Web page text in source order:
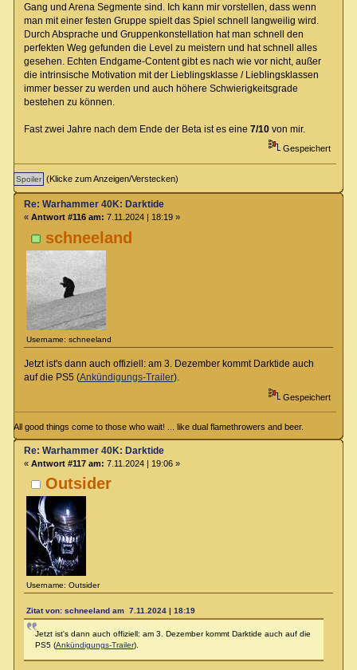
Gang und Arena Segmente sind. Ich kann mir vorstellen, dass wenn
man mit einer festen Gruppe spielt das Spiel schnell langweilig wird.
Durch Absprache und Gruppenkonstellation hat man schnell den
perfekten Weg gefunden die Level zu meistern und hat schnell alles
gesehen. Echten Endgame-Content gibt es nach wie vor nicht, außer
die intrinsische Motivation mit der Lieblingsklasse / Lieblingsklassen
immer besser zu werden und auch höhere Schwierigkeitsgrade
bestehen zu können.
Fast zwei Jahre nach dem Ende der Beta ist es eine 7/10von mir.
Gespeichert
(Klicke zum Anzeigen/Verstecken)
schneeland
Username: schneeland
Re: Warhammer 40K: Darktide
« Antwort #116 am: 7.11.2024 | 18:19 »
Jetzt ist's dann auch offiziell: am 3. Dezember kommt Darktide auch
auf die PS5 (Ankündigungs-Trailer).
Gespeichert
All good things come to those who wait! ... like dual flamethrowers and beer.
Outsider
Username: Outsider
Re: Warhammer 40K: Darktide
« Antwort #117 am: 7.11.2024 | 19:06 »
Zitat von: schneeland am 7.11.2024 | 18:19
Jetzt ist's dann auch offiziell: am 3. Dezember kommt Darktide auch auf die
PS5 (Ankündigungs-Trailer).